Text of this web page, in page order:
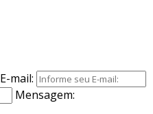
E-mail:
Mensagem: